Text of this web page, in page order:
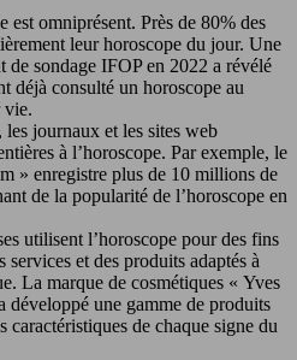
est omniprésent. Près de 80% des
leur horoscope du jour. Une
de sondage IFOP en 2022 a révélé
déjà consulté un horoscope au
vie.
journaux et les sites web
à l’horoscope. Par exemple, le
» enregistre plus de 10 millions de
de la popularité de l’horoscope en
utilisent l’horoscope pour des fins
et des produits adaptés à
La marque de cosmétiques « Yves
développé une gamme de produits
caractéristiques de chaque signe du